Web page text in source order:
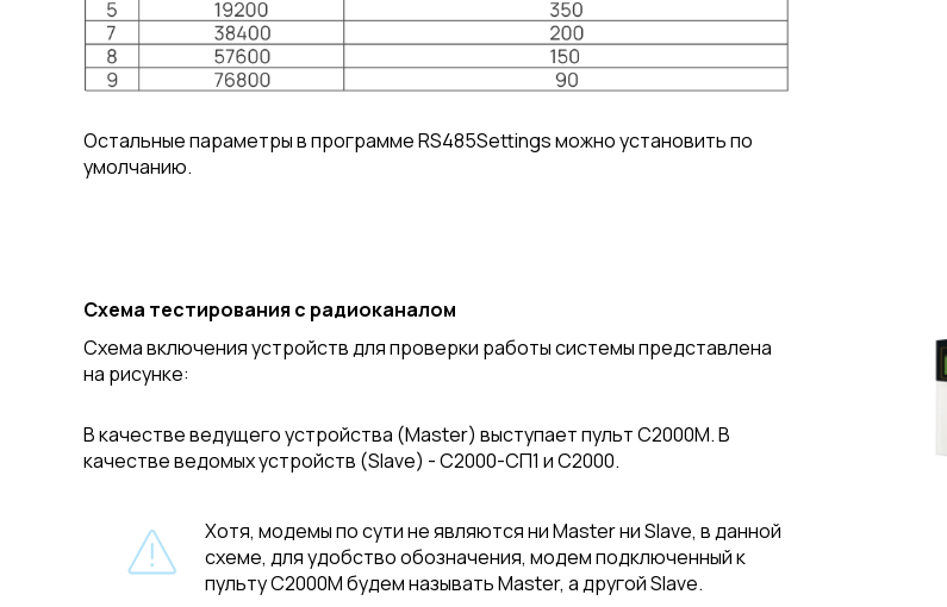
В качестве ведущего устройства (Master) выступает пульт С2000M. В
качестве ведомых устройств (Slave) - C2000-CП1 и С2000.
Схема включения устройств для проверки работы системы представлена
на рисунке:
Схема тестирования с радиоканалом
Хотя, модемы по сути не являются ни Master ни Slave, в данной
схеме, для удобство обозначения, модем подключенный к
пульту С2000М будем называть Master, а другой Slave.
Остальные параметры в программе RS485Settings можно установить по
умолчанию.